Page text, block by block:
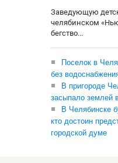
Заведующую
челябинском
бегство...
Поселок в
без
В пригороде
засыпало землей
В Челябинске
кто достоин
городской думе